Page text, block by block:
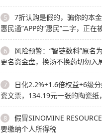
5
7折认购是假的，骗你的本
惠民通”APP的“惠民”二字，正在
6
风险预警：“智链数科”原名
更名资金盘，换汤不换药切勿入
7
日化2.2%+1.6倍权益+6级
瓷文票，134.19元一张的陶瓷纸
8
假冒SINOMINE
要缴纳个人所得税